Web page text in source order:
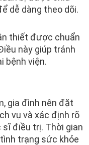
dễ dàng theo dõi.
thiết được chuẩn
này giúp tránh
bệnh viện.
gia đình nên đặt
vụ và xác định rõ
sĩ điều trị. Thời gian
trạng sức khỏe